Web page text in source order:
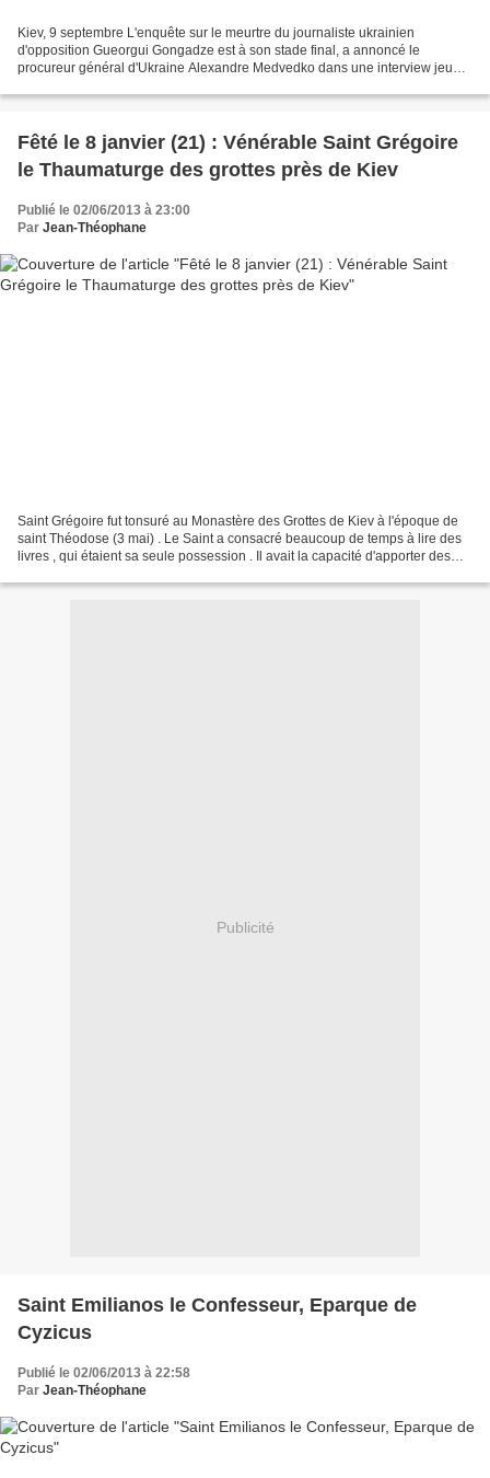
Kiev, 9 septembre L'enquête sur le meurtre du journaliste ukrainien
d'opposition Gueorgui Gongadze est à son stade final, a annoncé le
procureur général d'Ukraine Alexandre Medvedko dans une interview jeudi,
Fêté le 8 janvier (21) : Vénérable Saint Grégoire
le Thaumaturge des grottes près de Kiev
Publié le 02/06/2013 à 23:00
Par Jean-Théophane
Saint Grégoire fut tonsuré au Monastère des Grottes de Kiev à l'époque de
saint Théodose (3 mai) . Le Saint a consacré beaucoup de temps à lire des
livres , qui étaient sa seule possession . Il avait la capacité d'apporter des
Publicité
Saint Emilianos le Confesseur, Eparque de
Cyzicus
Publié le 02/06/2013 à 22:58
Par Jean-Théophane